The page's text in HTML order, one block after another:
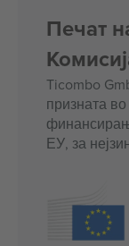
Печат
Ticombo
призната
ЕУ, за